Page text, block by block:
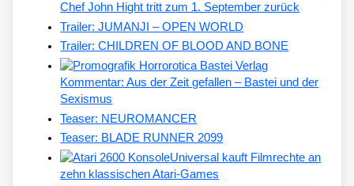
Chef John Hight tritt zum 1. September zurück
Trailer: JUMANJI – OPEN WORLD
Trailer: CHILDREN OF BLOOD AND BONE
Kommentar: Aus der Zeit gefallen – Bastei und der
Sexismus
Teaser: NEUROMANCER
Teaser: BLADE RUNNER 2099
Universal kauft Filmrechte an
zehn klassischen Atari-Games